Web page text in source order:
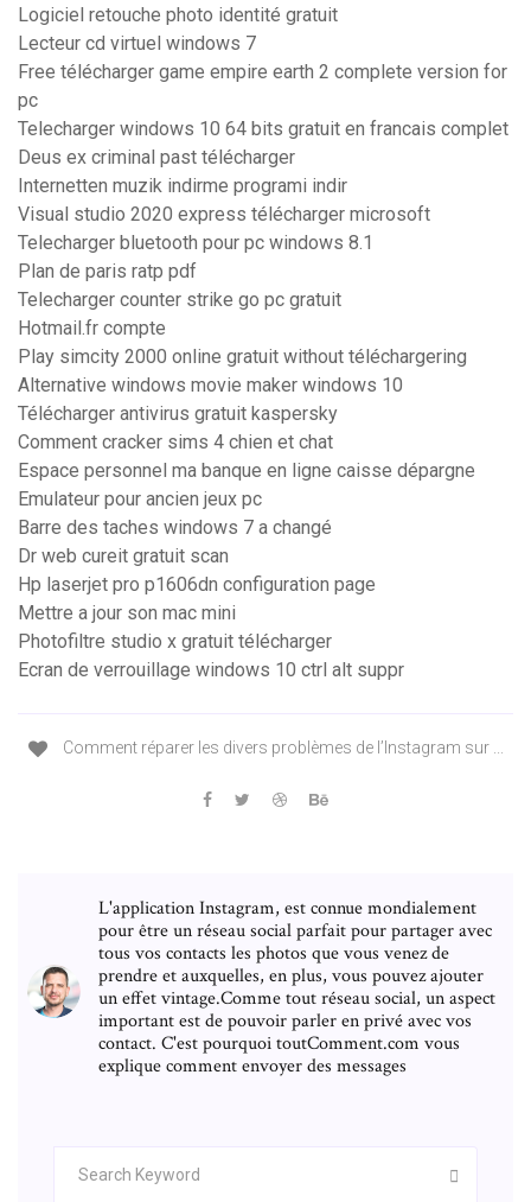
Logiciel retouche photo identité gratuit
Lecteur cd virtuel windows 7
Free télécharger game empire earth 2 complete version for
pc
Telecharger windows 10 64 bits gratuit en francais complet
Deus ex criminal past télécharger
Internetten muzik indirme programi indir
Visual studio 2020 express télécharger microsoft
Telecharger bluetooth pour pc windows 8.1
Plan de paris ratp pdf
Telecharger counter strike go pc gratuit
Hotmail.fr compte
Play simcity 2000 online gratuit without téléchargering
Alternative windows movie maker windows 10
Télécharger antivirus gratuit kaspersky
Comment cracker sims 4 chien et chat
Espace personnel ma banque en ligne caisse dépargne
Emulateur pour ancien jeux pc
Barre des taches windows 7 a changé
Dr web cureit gratuit scan
Hp laserjet pro p1606dn configuration page
Mettre a jour son mac mini
Photofiltre studio x gratuit télécharger
Ecran de verrouillage windows 10 ctrl alt suppr
Comment réparer les divers problèmes de l’Instagram sur ...
L'application Instagram, est connue mondialement
pour être un réseau social parfait pour partager avec
tous vos contacts les photos que vous venez de
prendre et auxquelles, en plus, vous pouvez ajouter
un effet vintage.Comme tout réseau social, un aspect
important est de pouvoir parler en privé avec vos
contact. C'est pourquoi toutComment.com vous
explique comment envoyer des messages